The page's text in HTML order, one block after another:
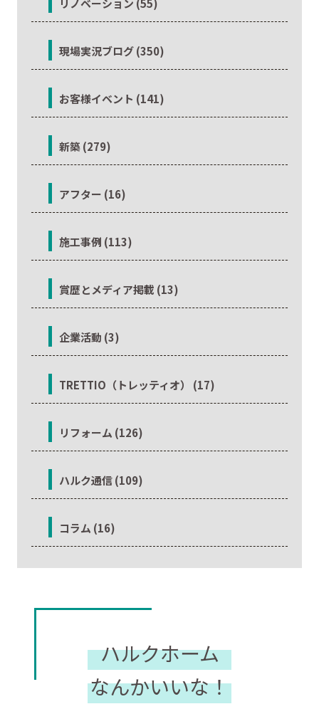
リノベーション (55)
現場実況ブログ (350)
お客様イベント (141)
新築 (279)
アフター (16)
施工事例 (113)
賞歴とメディア掲載 (13)
企業活動 (3)
TRETTIO（トレッティオ） (17)
リフォーム (126)
ハルク通信 (109)
コラム (16)
ハルクホーム
なんかいいな！